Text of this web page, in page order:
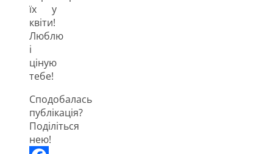
їх у
квіти!
Люблю
і
ціную
тебе!
Сподобалась
публікація?
Поділіться
нею!